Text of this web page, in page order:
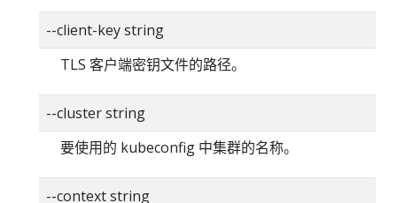
--client-key string
TLS 客户端密钥文件的路径。
--cluster string
要使用的 kubeconfig 中集群的名称。
--context string